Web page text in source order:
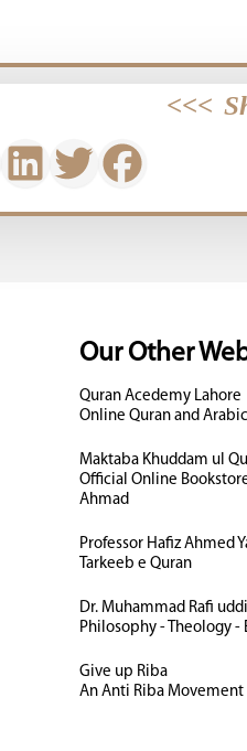
>>>
Our Other
Quran Acedemy Lahore
Online Quran and
Maktaba Khuddam ul
Official Online
Ahmad
Professor Hafiz Ahmed
Tarkeeb e Quran
Dr. Muhammad Rafi
Philosophy - Theology -
Give up Riba
An Anti Riba Movement